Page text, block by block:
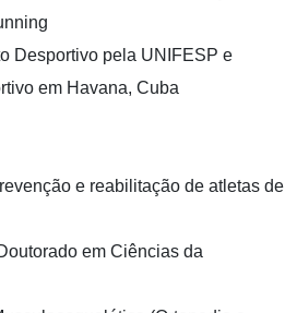
Desportivo pela UNIFESP e
em Havana, Cuba
e reabilitação de atletas de
em Ciências da